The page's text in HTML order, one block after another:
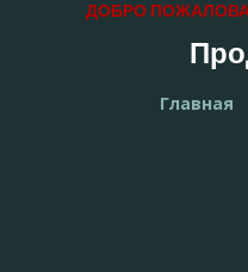
ДОБРО
Главная